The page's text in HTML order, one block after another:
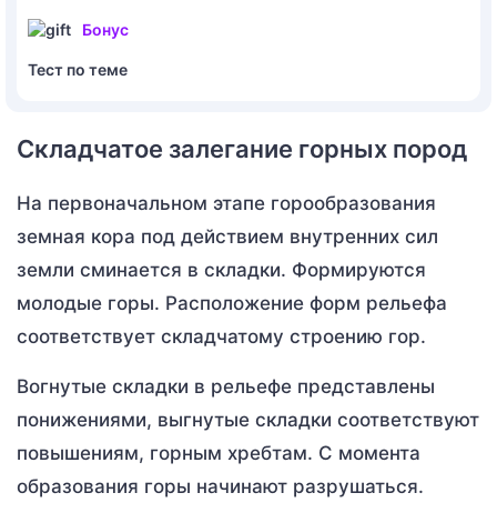
Бонус
Тест по теме
Складчатое залегание горных пород
На первоначальном этапе горообразования
земная кора под действием внутренних сил
земли сминается в складки. Формируются
молодые горы. Расположение форм рельефа
соответствует складчатому строению гор.
Вогнутые складки в рельефе представлены
понижениями, выгнутые складки соответствуют
повышениям, горным хребтам. С момента
образования горы начинают разрушаться.